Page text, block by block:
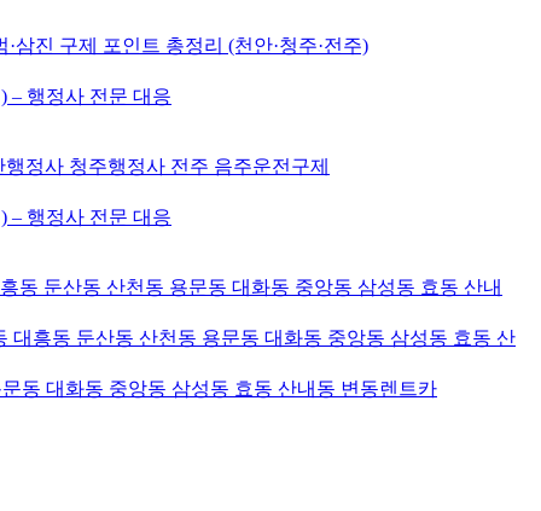
삼진 구제 포인트 총정리 (천안·청주·전주)
– 행정사 전문 대응
정사 청주행정사 전주 음주운전구제
– 행정사 전문 대응
동 둔산동 산천동 용문동 대화동 중앙동 삼성동 효동 산내
흥동 둔산동 산천동 용문동 대화동 중앙동 삼성동 효동 산
동 대화동 중앙동 삼성동 효동 산내동 변동렌트카